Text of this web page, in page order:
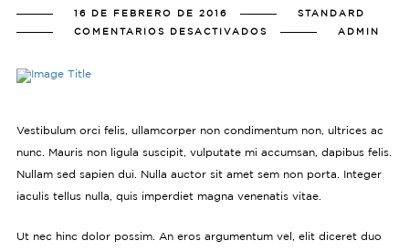
16 DE FEBRERO DE 2016
STANDARD
COMENTARIOS DESACTIVADOS EN
ADMIN
Vestibulum orci felis, ullamcorper non condimentum non, ultrices ac
nunc. Mauris non ligula suscipit, vulputate mi accumsan, dapibus felis.
Nullam sed sapien dui. Nulla auctor sit amet sem non porta. Integer
iaculis tellus nulla, quis imperdiet magna venenatis vitae.
Ut nec hinc dolor possim. An eros argumentum vel, elit diceret duo